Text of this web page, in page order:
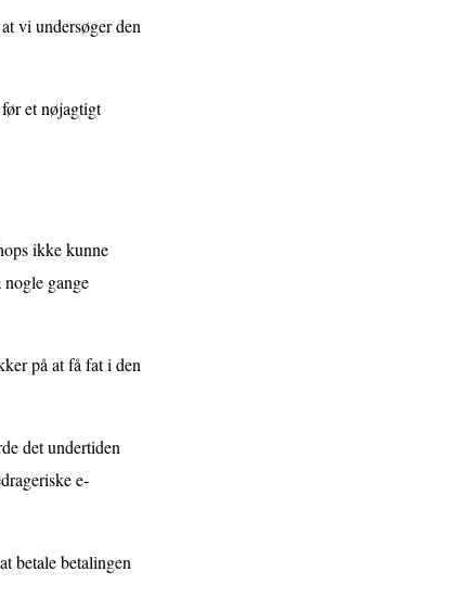
vi undersøger den
et nøjagtigt
ikke kunne
gange
på at få fat i den
det undertiden
e-
betale betalingen